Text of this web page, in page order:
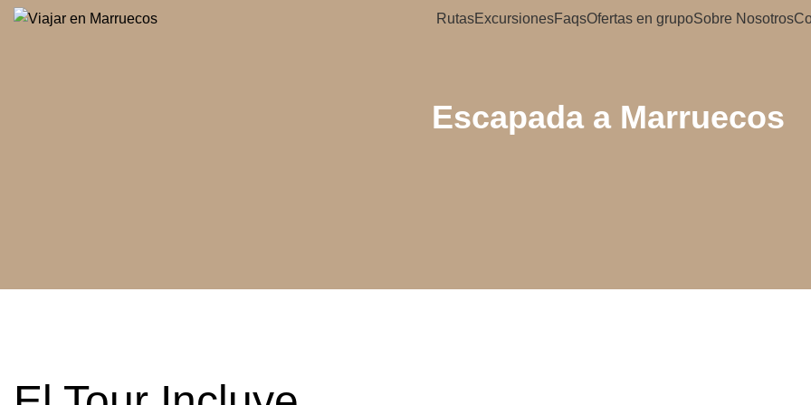
RutasExcursionesFaqsOfertas en grupoSobre Nosotros
Escapada a Marruecos